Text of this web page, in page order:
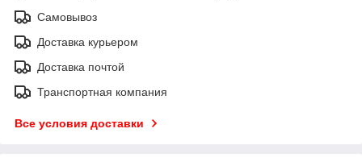
Самовывоз
Доставка курьером
Доставка почтой
Транспортная компания
Все условия доставки